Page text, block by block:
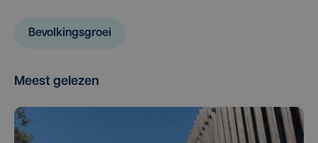
Bevolkingsgroei
Meest gelezen